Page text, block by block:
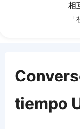
相
tiempo